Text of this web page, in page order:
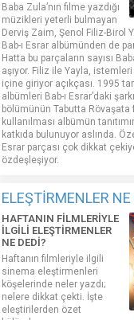
Baba Zula’nın filme yazdığı
müzikleri yeterli bulmayan
Derviş Zaim, Şenol Filiz-Birol
Bab-ı Esrar albümünden de
Hatta bu parçaların sayısı
aşıyor. Filiz ile Yayla, istemleri
içine giriyor açıkçası. 1995
albümleri Bab-ı Esrar’daki
bölümünün Tabutta Rövaşata
kullanılması albümün
katkıda bulunuyor aslında.
Esrar parçası çok dikkat
özdeşleşiyor.
ELEŞTİRMENLER NE
HAFTANIN FİLMLERİYLE
İLGİLİ ELEŞTİRMENLER
NE DEDİ?
Haftanın filmleriyle ilgili
sinema eleştirmenleri
köşelerinde neler yazdı;
nelere dikkat çekti. İşte
eleştirilerden özet